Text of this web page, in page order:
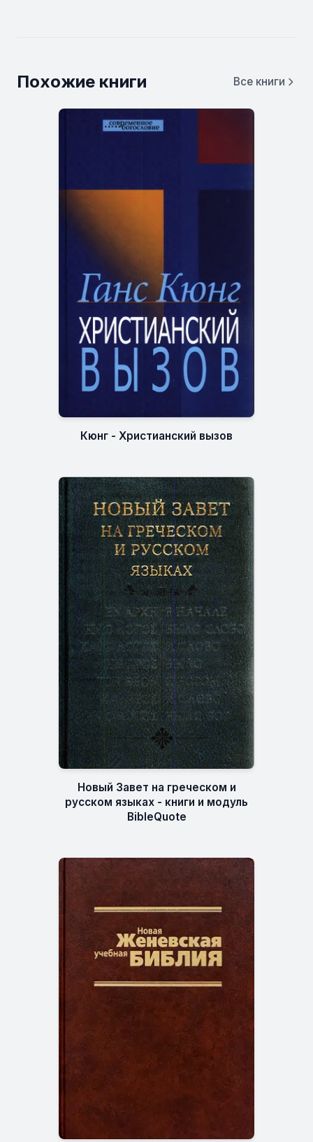
Похожие книги Все книги
Кюнг - Христианский вызов
Новый Завет на греческом и
русском языках - книги и модуль
BibleQuote